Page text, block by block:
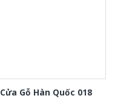
Cửa Gỗ Hàn Quốc 018